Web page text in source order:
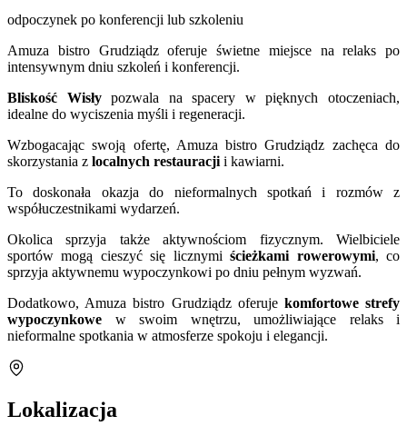
odpoczynek po konferencji lub szkoleniu
Amuza bistro Grudziądz oferuje świetne miejsce na relaks po
intensywnym dniu szkoleń i konferencji.
Bliskość Wisłypozwala na spacery w pięknych otoczeniach,
idealne do wyciszenia myśli i regeneracji.
Wzbogacając swoją ofertę, Amuza bistro Grudziądz zachęca do
skorzystania z localnych restauracji i kawiarni.
To doskonała okazja do nieformalnych spotkań i rozmów z
współuczestnikami wydarzeń.
Okolica sprzyja także aktywnościom fizycznym. Wielbiciele
sportów mogą cieszyć się licznymiścieżkami rowerowymi, co
sprzyja aktywnemu wypoczynkowi po dniu pełnym wyzwań.
Dodatkowo, Amuza bistro Grudziądz oferuje komfortowe strefy
wypoczynkowe w swoim wnętrzu, umożliwiające relaks i
nieformalne spotkania w atmosferze spokoju i elegancji.
Lokalizacja